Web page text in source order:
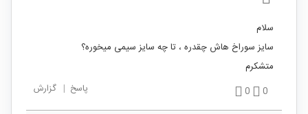
سلام
سایز سوراخ هاش چقدره ، تا چه سایز سیمی میخوره؟
متشکرم
0
0 پاسخ | گزارش